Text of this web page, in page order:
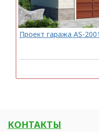
Проект гаража AS-
КОНТАКТЫ